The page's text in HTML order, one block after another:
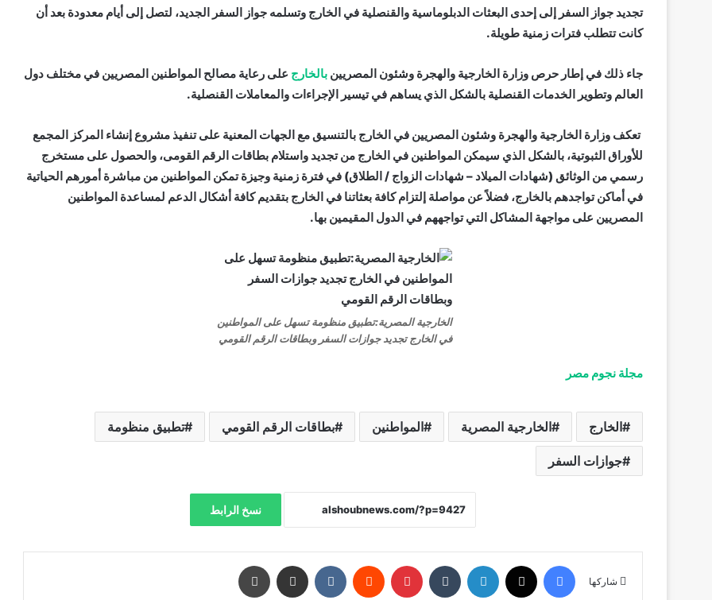
تجديد جواز السفر إلى إحدى البعثات الدبلوماسية والقنصلية في الخارج وتسلمه جواز السفر الجديد، لتصل إلى أيام معدودة بعد أن
كانت تتطلب فترات زمنية طويلة.
جاء ذلك في إطار حرص وزارة الخارجية والهجرة وشئون المصريين بالخارج على رعاية مصالح المواطنين المصريين في مختلف دول
العالم وتطوير الخدمات القنصلية بالشكل الذي يساهم في تيسير الإجراءات والمعاملات القنصلية.
تعكف وزارة الخارجية والهجرة وشئون المصريين في الخارج بالتنسيق مع الجهات المعنية على تنفيذ مشروع إنشاء المركز المجمع
للأوراق الثبوتية، بالشكل الذي سيمكن المواطنين في الخارج من تجديد واستلام بطاقات الرقم القومى، والحصول على مستخرج
رسمي من الوثائق (شهادات الميلاد – شهادات الزواج / الطلاق) في فترة زمنية وجيزة تمكن المواطنين من مباشرة أمورهم الحياتية
في أماكن تواجدهم بالخارج، فضلاً عن مواصلة إلتزام كافة بعثاتنا في الخارج بتقديم كافة أشكال الدعم لمساعدة المواطنين
المصريين على مواجهة المشاكل التي تواجههم في الدول المقيمين بها.
الخارجية المصرية:تطبيق منظومة تسهل على المواطنين
في الخارج تجديد جوازات السفر وبطاقات الرقم القومي
مجلة نجوم مصر
الخارج الخارجية المصرية المواطنين بطاقات الرقم القومي تطبيق منظومة
جوازات السفر
نسخ الرابط
شاركها